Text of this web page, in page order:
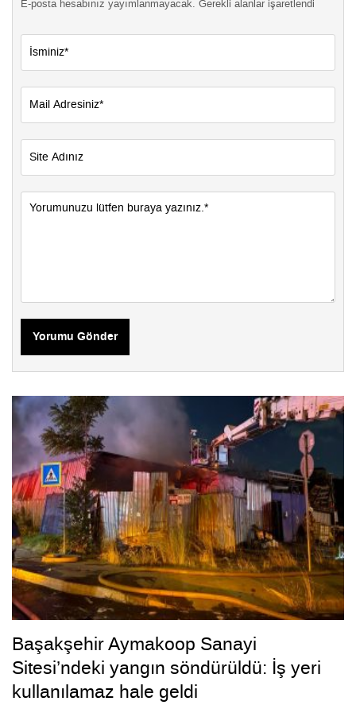
E-posta hesabınız yayımlanmayacak. Gerekli alanlar işaretlendi
Yorumu Gönder
Başakşehir Aymakoop Sanayi
Sitesi’ndeki yangın söndürüldü: İş yeri
kullanılamaz hale geldi